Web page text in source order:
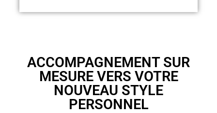
ACCOMPAGNEMENT SUR
MESURE VERS VOTRE
NOUVEAU STYLE
PERSONNEL